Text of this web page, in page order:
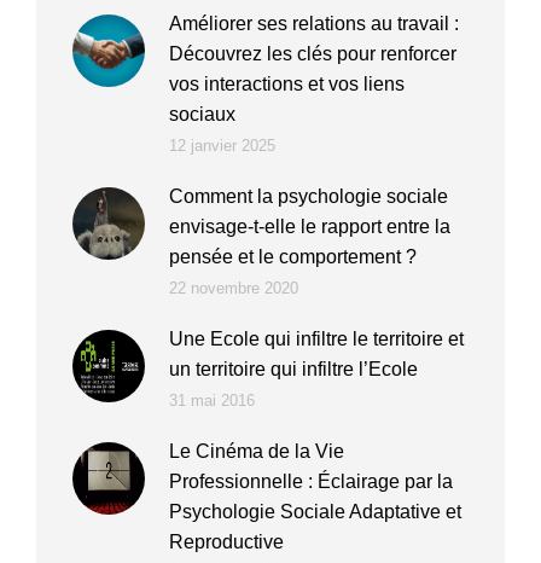
Améliorer ses relations au travail :
Découvrez les clés pour renforcer
vos interactions et vos liens
sociaux
12 janvier 2025
Comment la psychologie sociale
envisage-t-elle le rapport entre la
pensée et le comportement ?
22 novembre 2020
Une Ecole qui infiltre le territoire et
un territoire qui infiltre l’Ecole
31 mai 2016
Le Cinéma de la Vie
Professionnelle : Éclairage par la
Psychologie Sociale Adaptative et
Reproductive